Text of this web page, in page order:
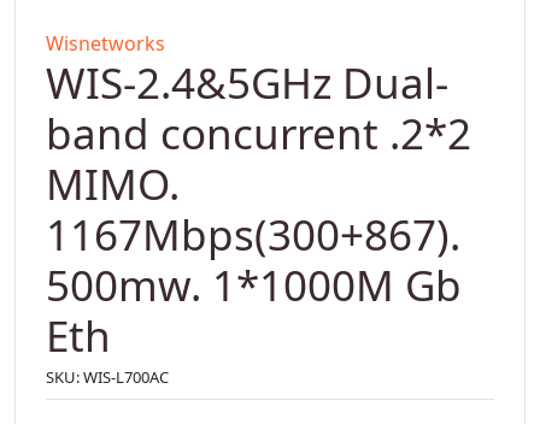
Wisnetworks
WIS-2.4&5GHz Dual-
band concurrent .2*2
MIMO.
1167Mbps(300+867).
500mw. 1*1000M Gb
Eth
SKU:WIS-L700AC